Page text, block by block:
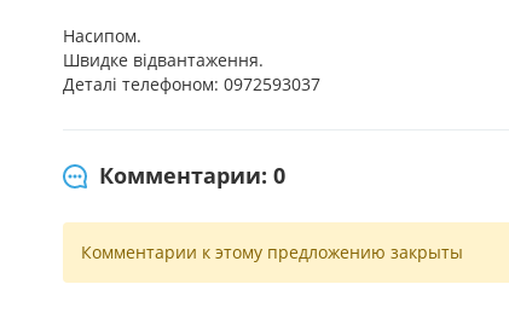
Насипом.
Швидке відвантаження.
Деталі телефоном: 0972593037
Комментарии: 0
Комментарии к этому предложению закрыты